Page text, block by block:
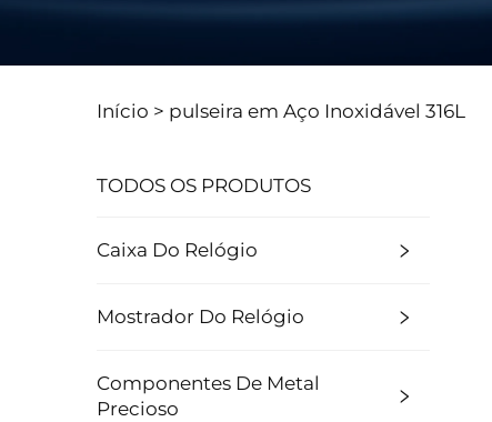
Início > pulseira em Aço Inoxidável 316L
TODOS OS PRODUTOS
Caixa Do Relógio
Mostrador Do Relógio
Componentes De Metal
Precioso